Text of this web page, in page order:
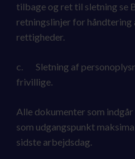
tilbage og ret til sletning se
retningslinjer for håndtering
rettigheder.
c. Sletning af
frivillige.
Alle dokumenter som
som udgangspunkt
sidste arbejdsdag.